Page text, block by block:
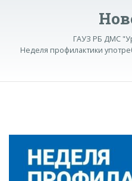
ГАУЗ РБ ДМС
Неделя профилактики